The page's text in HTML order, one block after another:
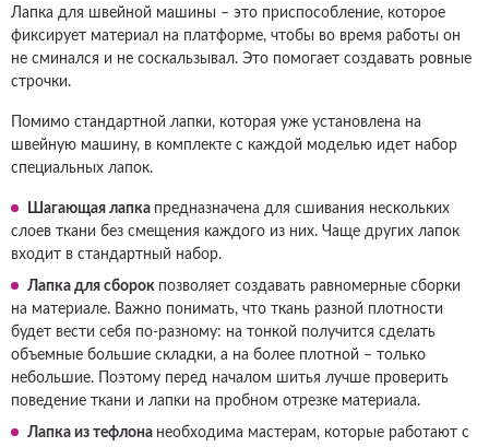
Лапка для швейной машины – это приспособление, которое
фиксирует материал на платформе, чтобы во время работы он
не сминался и не соскальзывал. Это помогает создавать ровные
строчки.
Помимо стандартной лапки, которая уже установлена на
швейную машину, в комплекте с каждой моделью идет набор
специальных лапок.
Шагающая лапка предназначена для сшивания нескольких
слоев ткани без смещения каждого из них. Чаще других лапок
входит в стандартный набор.
Лапка для сборок позволяет создавать равномерные сборки
на материале. Важно понимать, что ткань разной плотности
будет вести себя по-разному: на тонкой получится сделать
объемные большие складки, а на более плотной – только
небольшие. Поэтому перед началом шитья лучше проверить
поведение ткани и лапки на пробном отрезке материала.
Лапка из тефлона необходима мастерам, которые работают с